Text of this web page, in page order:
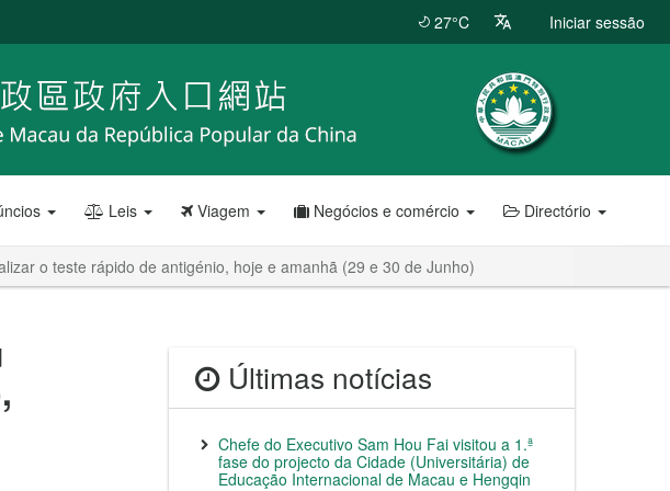
27°C Iniciar sessão
Leis Viagem Negócios e comércio Directório
o teste rápido de antigénio, hoje e amanhã (29 e 30 de Junho)
Últimas notícias
Chefe do Executivo Sam Hou Fai visitou a 1.ª
fase do projecto da Cidade (Universitária) de
Educação Internacional de Macau e Hengqin